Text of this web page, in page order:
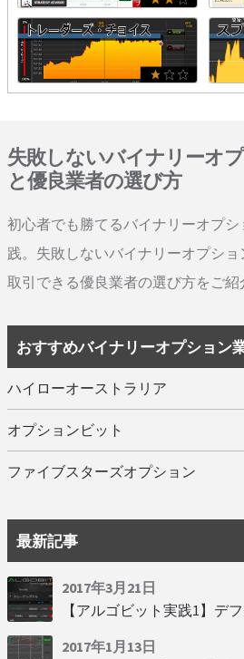
失敗しないバイナリーオ
と優良業者の選び方
初心者でも勝てるバイナリーオプ
践。失敗しないバイナリーオプシ
取引できる優良業者の選び方をご紹
おすすめバイナリーオプション
ハイローオーストラリア
オプションビット
ファイブスターズオプション
最新記事
2017年3月21日
【アルゴビット実践1】デ
2017年1月13日